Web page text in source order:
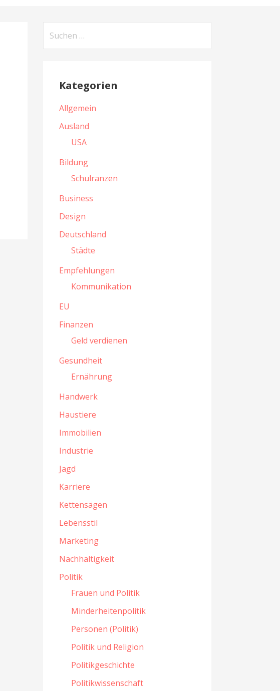
Kategorien
Allgemein
Ausland
USA
Bildung
Schulranzen
Business
Design
Deutschland
Städte
Empfehlungen
Kommunikation
EU
Finanzen
Geld verdienen
Gesundheit
Ernährung
Handwerk
Haustiere
Immobilien
Industrie
Jagd
Karriere
Kettensägen
Lebensstil
Marketing
Nachhaltigkeit
Politik
Frauen und Politik
Minderheitenpolitik
Personen (Politik)
Politik und Religion
Politikgeschichte
Politikwissenschaft